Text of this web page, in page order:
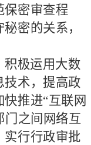
保密审查程
密的关系，
积极运用大数
技术，提高政
快推进“互联网
门之间网络互
实行行政审批